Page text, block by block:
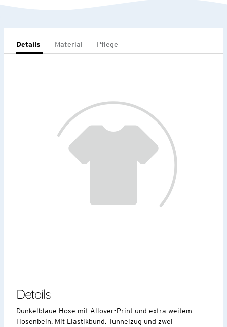
Details Material Pflege
Details
Dunkelblaue Hose mit Allover-Print und extra weitem
Hosenbein. Mit Elastikbund, Tunnelzug und zwei